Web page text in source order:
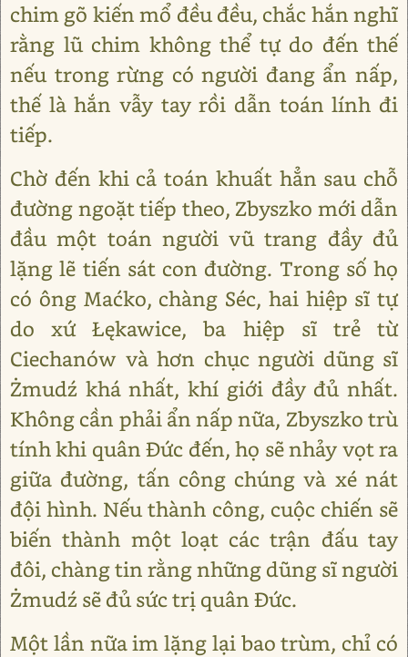
chim gõ kiến mổ đều đều, chắc hắn nghĩ
rằng lũ chim không thể tự do đến thế
nếu trong rừng có người đang ẩn nấp,
thế là hắn vẫy tay rồi dẫn toán lính đi
tiếp.
Chờ đến khi cả toán khuất hẳn sau chỗ
đường ngoặt tiếp theo, Zbyszko mới dẫn
đầu một toán người vũ trang đầy đủ
lặng lẽ tiến sát con đường. Trong số họ
có ông Maćko, chàng Séc, hai hiệp sĩ tự
do xứ Łękawice, ba hiệp sĩ trẻ từ
Ciechanów và hơn chục người dũng sĩ
Żmudź khá nhất, khí giới đầy đủ nhất.
Không cần phải ẩn nấp nữa, Zbyszko trù
tính khi quân Đức đến, họ sẽ nhảy vọt ra
giữa đường, tấn công chúng và xé nát
đội hình. Nếu thành công, cuộc chiến sẽ
biến thành một loạt các trận đấu tay
đôi, chàng tin rằng những dũng sĩ người
Żmudź sẽ đủ sức trị quân Đức.
Một lần nữa im lặng lại bao trùm, chỉ có